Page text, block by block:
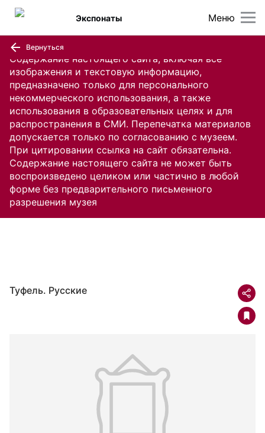
Содержание настоящего сайта, включая все
изображения и текстовую информацию,
предназначено только для персонального
некоммерческого использования, а также
использования в образовательных целях и для
распространения в СМИ. Перепечатка материалов
допускается только по согласованию с музеем.
При цитировании ссылка на сайт обязательна.
Содержание настоящего сайта не может быть
воспроизведено целиком или частично в любой
форме без предварительного письменного
разрешения музея
Меню
Экспонаты
Вернуться
Туфель. Русские